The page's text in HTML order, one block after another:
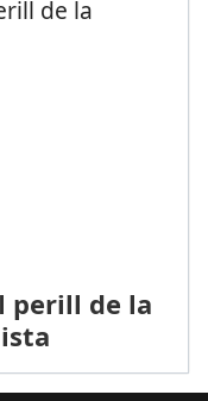
perill de la